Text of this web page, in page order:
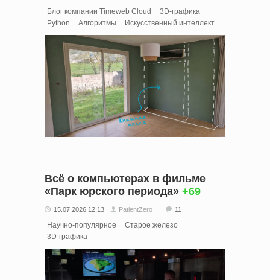
Блог компании Timeweb Cloud
3D-графика
Python
Алгоритмы Искусственный интеллект
Всё о компьютерах в фильме
«Парк юрского периода» +69
15.07.2026 12:13 PatientZero 11
Научно-популярное
Старое железо
3D-графика